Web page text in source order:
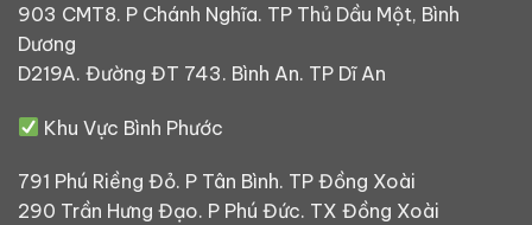
903 CMT8. P Chánh Nghĩa. TP Thủ Dầu Một, Bình
Dương
D219A. Đường ĐT 743. Bình An. TP Dĩ An
Khu Vực Bình Phước
791 Phú Riềng Đỏ. P Tân Bình. TP Đồng Xoài
290 Trần Hưng Đạo. P Phú Đức. TX Đồng Xoài